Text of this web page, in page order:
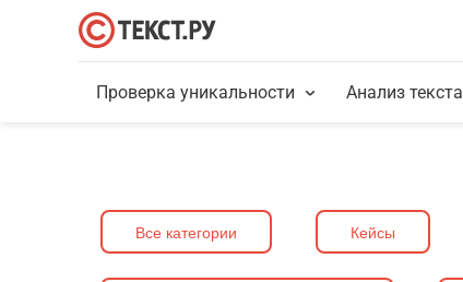
Проверка уникальности Анализ текста
Все категории Кейсы